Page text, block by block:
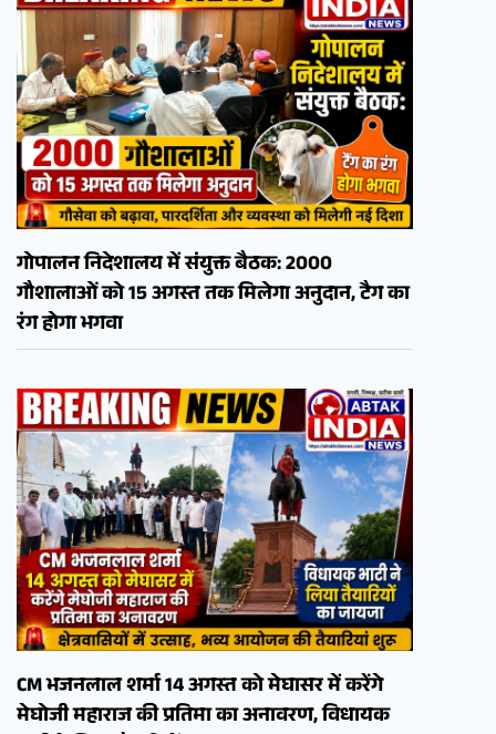
गोपालन निदेशालय में संयुक्त बैठक: 2000
गौशालाओं को 15 अगस्त तक मिलेगा अनुदान, टैग का
रंग होगा भगवा
CM भजनलाल शर्मा 14 अगस्त को मेघासर में करेंगे
मेघोजी महाराज की प्रतिमा का अनावरण, विधायक